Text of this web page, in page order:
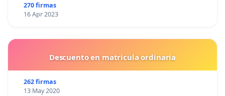
270 firmas
16 Apr 2023
Descuento en matricula ordinaria
262 firmas
13 May 2020